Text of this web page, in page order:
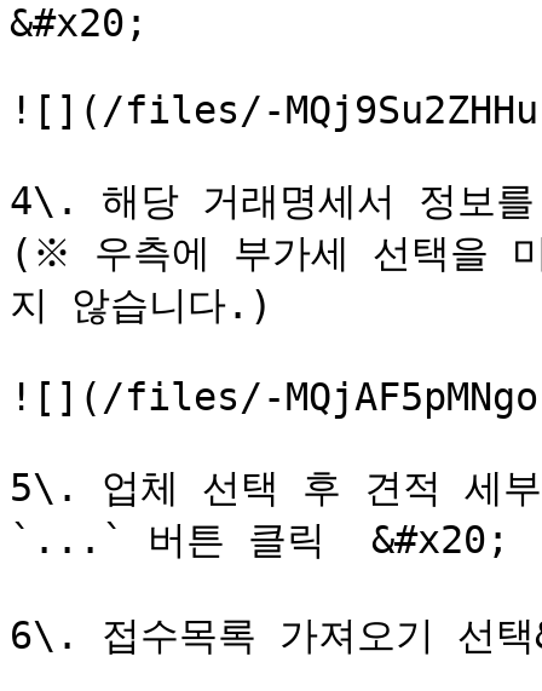
&#x20;
![](/files/-
4\. 해당 거래명세서 정보
(※ 우측에 부가세 선택을
지 않습니다.)
![](/files/-
5\. 업체 선택 후 견적 세
`...` 버튼 클릭  &#x20;
6\. 접수목록 가져오기 선